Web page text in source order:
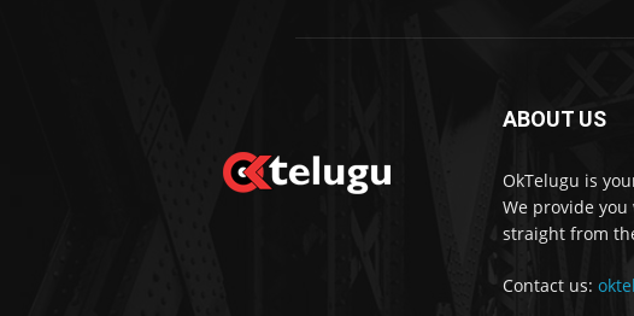
ABOUT US
OkTelugu is
We provide
straight from
Contact us: